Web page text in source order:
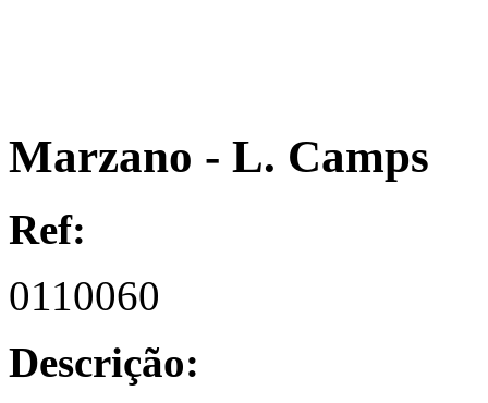
Marzano - L. Camps
Ref:
0110060
Descrição: